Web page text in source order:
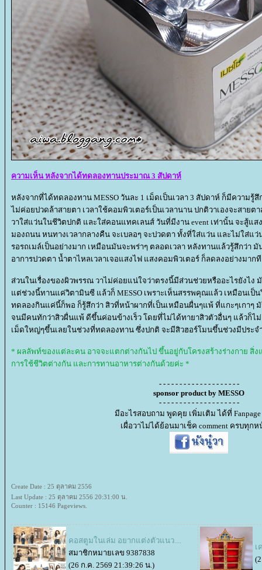
ความเห็น หลังจากได้ทดลองทานประมาณ 3 สัปดาห์
หลังจากที่ได้ทดลองทาน MESSO วันละ 1 เม็ดเป็นเวลา 3 สัปดาห์ ก็มีความรู้สึ
ไม่ค่อยปวดล้าสายตา เวลาใช้คอมพิวเตอร์เป็นเวลานาน ปกติวาเองจะสายตา
วาใส่แว่นในชีวิตปกติ และใส่คอนแทคเลนส์ วันที่มีงาน event เท่านั้น จะสู้แ
มองถนน หนทางเวลากลางคืน จะเบลอๆ จะปวดตา ทั้งที่ใส่แว่น และไม่ใส่แว่
รอรถเมล์เป็นอย่างมาก เหมือนมันจะพร่าๆ ตลอดเวลา หลังทานแล้วรู้สึกว่า
อาการปวดตา น้ำตาไหลเวลาเจอแสงไฟ แสงคอมพิวเตอร์ ก็ลดลงอย่างมาก
ส่วนในเรื่องของผิวพรรณ วาไม่ค่อยแน่ใจว่าตรงนี้มีส่วนช่วยหรืออะไรยังไง
ต่ช่วงนี้ทานแค่วิตามินซี แล้วก็ MESSO เพราะเห็นสรรพคุณแล้ว เหมือนเป็น
ทดลองกินแค่นี้ก็พอ ก็รู้สึกว่า สิวที่หน้าผากที่เป็นเหมือนผื่นๆแพ้ ที่แกะๆเกาๆ
จนมีคนทักว่าสิวผื่นแพ้ ดีขึ้นค่อนข้างเร็ว โดยที่ไม่ได้ทายาสิวตัวอื่นๆ แล้วก็ไ
เม็ดใหญ่ๆขึ้นเลยในช่วงที่ทดลองทาน ซึ่งปกติ จะมีสิวฮอร์โมนขึ้นช่วงมีประ
* ผลลัพท์ของแต่ละคน อาจจะแตกต่างกันไป ขึ้นอยู่กับโครงสร้างร่างกาย สิ่ง
การใช้ชีวิตต่างกัน และการทานอาหารต่างกันด้วยค่ะ *
- - - - - - - - - - - - - - - - - - - -
sponsor product by MESSO
- - - - - - - - - - - - - - - - - - - -
มีอะไรสอบถาม พูดคุย เพิ่มเติม ได้ที่
เผื่อวาไม่ได้ย้อนมาเช็ค comment ครบทุกห
Create Date : 25 ตุลาคม 2556
Last Update : 25 ตุลาคม 2556 20:31:00 น.
Counter : 15146 Pageviews.
คอสตูมในเล่ม อยากแต่งตัวแนว....
สมาชิกหมายเลข 9387838
(26 ก.ค. 2569 21:39:26 น.)
เ